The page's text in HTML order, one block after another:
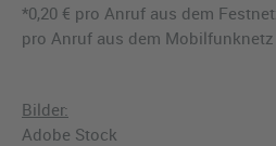
*0,20 € pro Anruf aus dem
pro Anruf aus dem Mobilfunknetz
Bilder:
Adobe Stock